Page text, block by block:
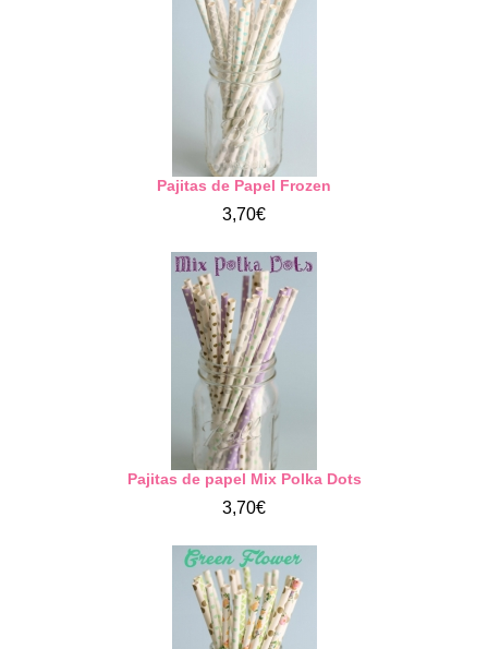
Pajitas de Papel Frozen
3,70€
Pajitas de papel Mix Polka Dots
3,70€